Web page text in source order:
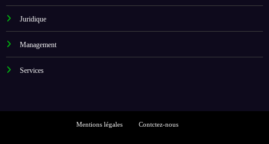
Juridique
Management
Services
Mentions légales Contctez-nous